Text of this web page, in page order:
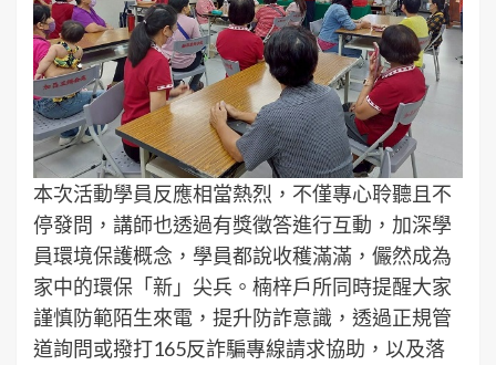
本次活動學員反應相當熱烈，不僅專心聆聽且不
停發問，講師也透過有獎徵答進行互動，加深學
員環境保護概念，學員都說收穫滿滿，儼然成為
家中的環保「新」尖兵。楠梓戶所同時提醒大家
謹慎防範陌生來電，提升防詐意識，透過正規管
道詢問或撥打165反詐騙專線請求協助，以及落